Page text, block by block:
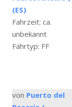
(ES)
Fahrzeit: ca.
unbekannt
Fährtyp: FF
von Puerto del